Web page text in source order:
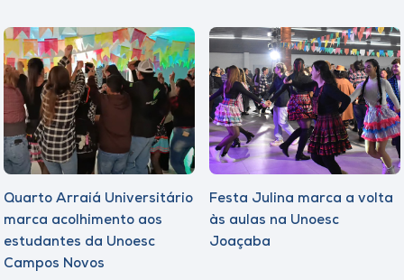
Quarto Arraiá Universitário
marca acolhimento aos
estudantes da Unoesc
Campos Novos
Festa Julina marca a volta
às aulas na Unoesc
Joaçaba